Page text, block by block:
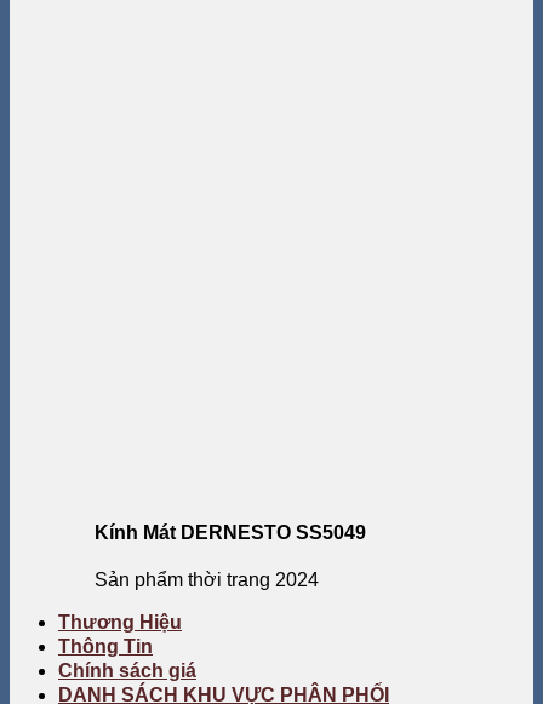
Kính Mát DERNESTO SS5049
Sản phẩm thời trang 2024
Thương Hiệu
Thông Tin
Chính sách giá
DANH SÁCH KHU VỰC PHÂN PHỐI